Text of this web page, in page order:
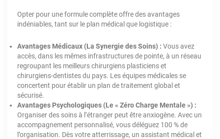
Opter pour une formule complète offre des avantages
indéniables, tant sur le plan médical que logistique :
Avantages Médicaux (La Synergie des Soins) : Vous avez
accès, dans les mêmes infrastructures de pointe, à un réseau
regroupant les meilleurs chirurgiens plasticiens et
chirurgiens-dentistes du pays. Les équipes médicales se
concertent pour établir un plan de traitement global et
sécurisé.
Avantages Psychologiques (Le « Zéro Charge Mentale ») :
Organiser des soins à l’étranger peut être anxiogène. Avec un
accompagnement personnalisé, vous déléguez 100 % de
l’organisation. Dès votre atterrissage, un assistant médical et